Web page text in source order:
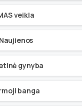
veikla
Naujienos
gynyba
banga